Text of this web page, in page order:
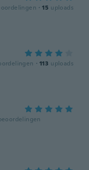
· 15 uploads
· 113 uploads